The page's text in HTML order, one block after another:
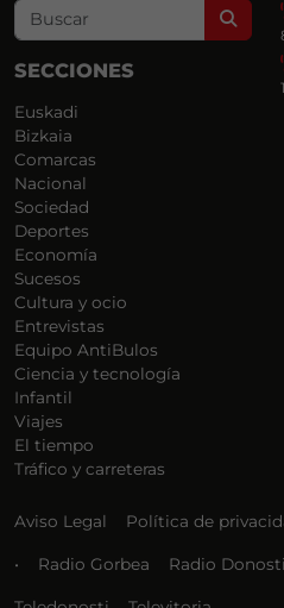
SECCIONES
Euskadi
Bizkaia
Comarcas
Nacional
Sociedad
Deportes
Economía
Sucesos
Cultura y ocio
Entrevistas
Equipo AntiBulos
Ciencia y tecnología
Infantil
Viajes
El tiempo
Tráfico y carreteras
Aviso Legal Política de
• Radio Gorbea Radio Donosti